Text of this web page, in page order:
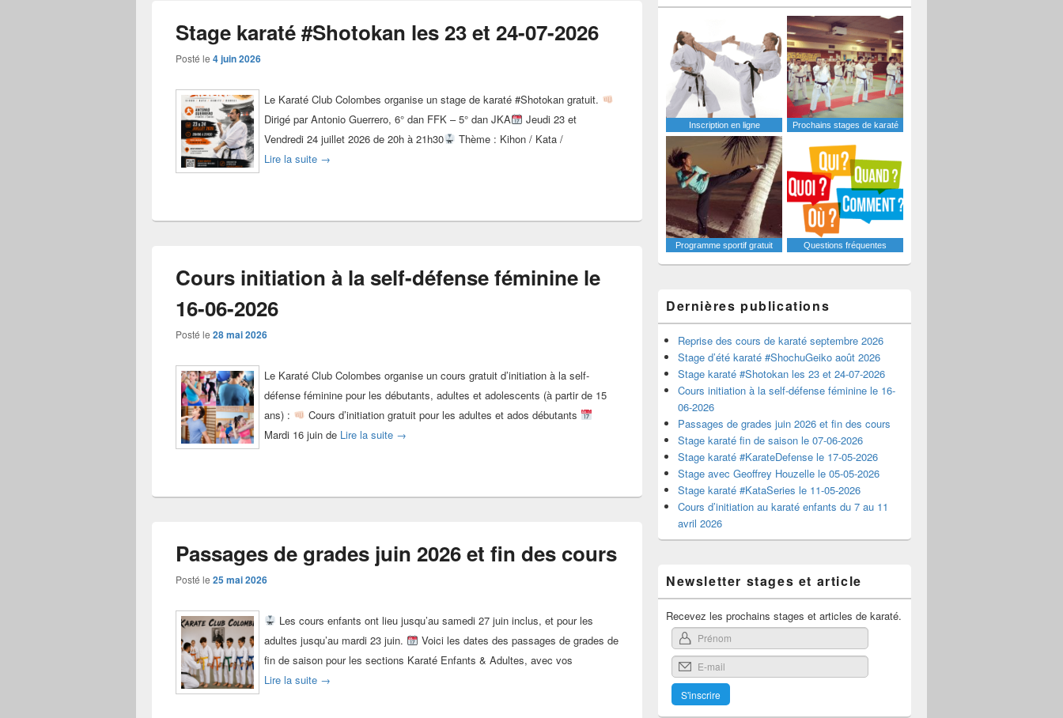
Stage karaté #Shotokan les 23 et 24-07-2026
Posté le 4 juin 2026
Le Karaté Club Colombes organise un stage de karaté #Shotokan gratuit.
Dirigé par Antonio Guerrero, 6° dan FFK – 5° dan JKA
Jeudi 23 et
Vendredi 24 juillet 2026 de 20h à 21h30
Thème : Kihon / Kata /
Lire la suite Stage karaté #Shotokan les 23 et 24-07-2026
→
Cours initiation à la self-défense féminine le
16-06-2026
Posté le 28 mai 2026
Le Karaté Club Colombes organise un cours gratuit d’initiation à la self-
défense féminine pour les débutants, adultes et adolescents (à partir de 15
ans) :
Cours d’initiation gratuit pour les adultes et ados débutants
Mardi 16 juin de Lire la suite Cours initiation à la self-défense féminine le 16-06-2026
→
Passages de grades juin 2026 et fin des cours
Posté le 25 mai 2026
Les cours enfants ont lieu jusqu’au samedi 27 juin inclus, et pour les
adultes jusqu’au mardi 23 juin.
Voici les dates des passages de grades de
fin de saison pour les sections Karaté Enfants & Adultes, avec vos
Lire la suite Passages de grades juin 2026 et fin des cours
→
Inscription en ligne Prochains stages de karaté
Programme sportif gratuit Questions fréquentes
Dernières publications
Reprise des cours de karaté septembre 2026
Stage d’été karaté #ShochuGeiko août 2026
Stage karaté #Shotokan les 23 et 24-07-2026
Cours initiation à la self-défense féminine le 16-
06-2026
Passages de grades juin 2026 et fin des cours
Stage karaté fin de saison le 07-06-2026
Stage karaté #KarateDefense le 17-05-2026
Stage avec Geoffrey Houzelle le 05-05-2026
Stage karaté #KataSeries le 11-05-2026
Cours d’initiation au karaté enfants du 7 au 11
avril 2026
Newsletter stages et article
Recevez les prochains stages et articles de karaté.